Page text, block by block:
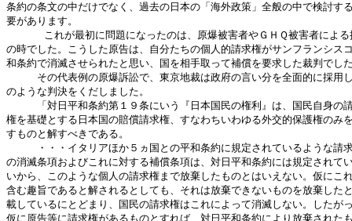
条約の条文の中だけでなく、過去の日本の「海外政策」全般の中で検討す
要があります。
これが最初に問題になったのは、原爆被害者やＧＨＱ被害者による
の時でした。こうした原告は、自分たちの個人的請求権がサンフランシス
和条約で消滅させられたと思い、国を相手取って補償を要求した裁判でし
その代表例の原爆訴訟で、東京地裁は政府の言い分を全面的に採用
のような判決をくだしました。
「対日平和条約第１９条にいう『日本国民の権利』は、国民自身の
権を基礎とする日本国の賠償請求権、すなわちいわゆる外交的保護権のみ
すものと解すべきである。
・・・イタリアほか５ヵ国との平和条約に規定されているような請
の消滅条項およびこれに対する補償条項は、対日平和条約には規定されて
いから、このような個人の請求権まで放棄したものとはいえない。仮にこ
含む趣旨であると解されるとしても、それは放棄できないものを放棄した
載しているにとどまり、国民の請求権はこれによって消滅しない。したが
仮に原告等に請求権があるものとすれば、対日平和条約により放棄された